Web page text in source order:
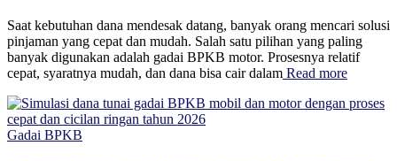
Saat kebutuhan dana mendesak datang, banyak orang mencari solusi
pinjaman yang cepat dan mudah. Salah satu pilihan yang paling
banyak digunakan adalah gadai BPKB motor. Prosesnya relatif
cepat, syaratnya mudah, dan dana bisa cair dalam Read more
Gadai BPKB